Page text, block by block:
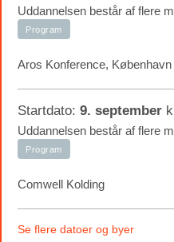
Uddannelsen består af flere
Program
Aros Konference, København
Startdato: 9. september
Uddannelsen består af flere
Program
Comwell Kolding
Se flere datoer og byer